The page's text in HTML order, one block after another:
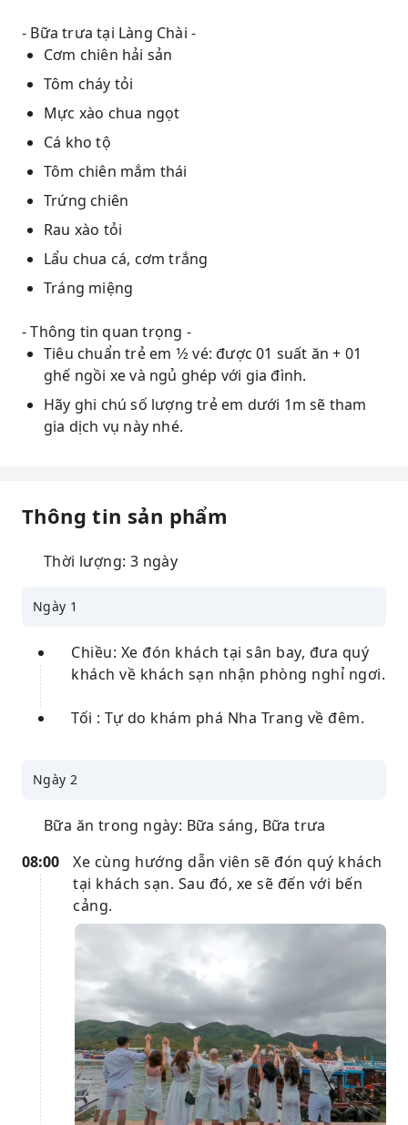
- Bữa trưa tại Làng Chài -
Cơm chiên hải sản
Tôm cháy tỏi
Mực xào chua ngọt
Cá kho tộ
Tôm chiên mắm thái
Trứng chiên
Rau xào tỏi
Lẩu chua cá, cơm trắng
Tráng miệng
- Thông tin quan trọng -
Tiêu chuẩn trẻ em 1⁄2 vé: được 01 suất ăn + 01
ghế ngồi xe và ngủ ghép với gia đình.
Hãy ghi chú số lượng trẻ em dưới 1m sẽ tham
gia dịch vụ này nhé.
Thông tin sản phẩm
Thời lượng: 3 ngày
Ngày 1
Chiều: Xe đón khách tại sân bay, đưa quý
khách về khách sạn nhận phòng nghỉ ngơi.
Tối : Tự do khám phá Nha Trang về đêm.
Ngày 2
Bữa ăn trong ngày: Bữa sáng, Bữa trưa
08:00
Xe cùng hướng dẫn viên sẽ đón quý khách
tại khách sạn. Sau đó, xe sẽ đến với bến
cảng.